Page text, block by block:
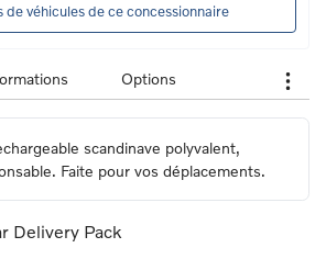
de véhicules de ce concessionnaire
Options
scandinave polyvalent,
Faite pour vos déplacements.
Delivery Pack